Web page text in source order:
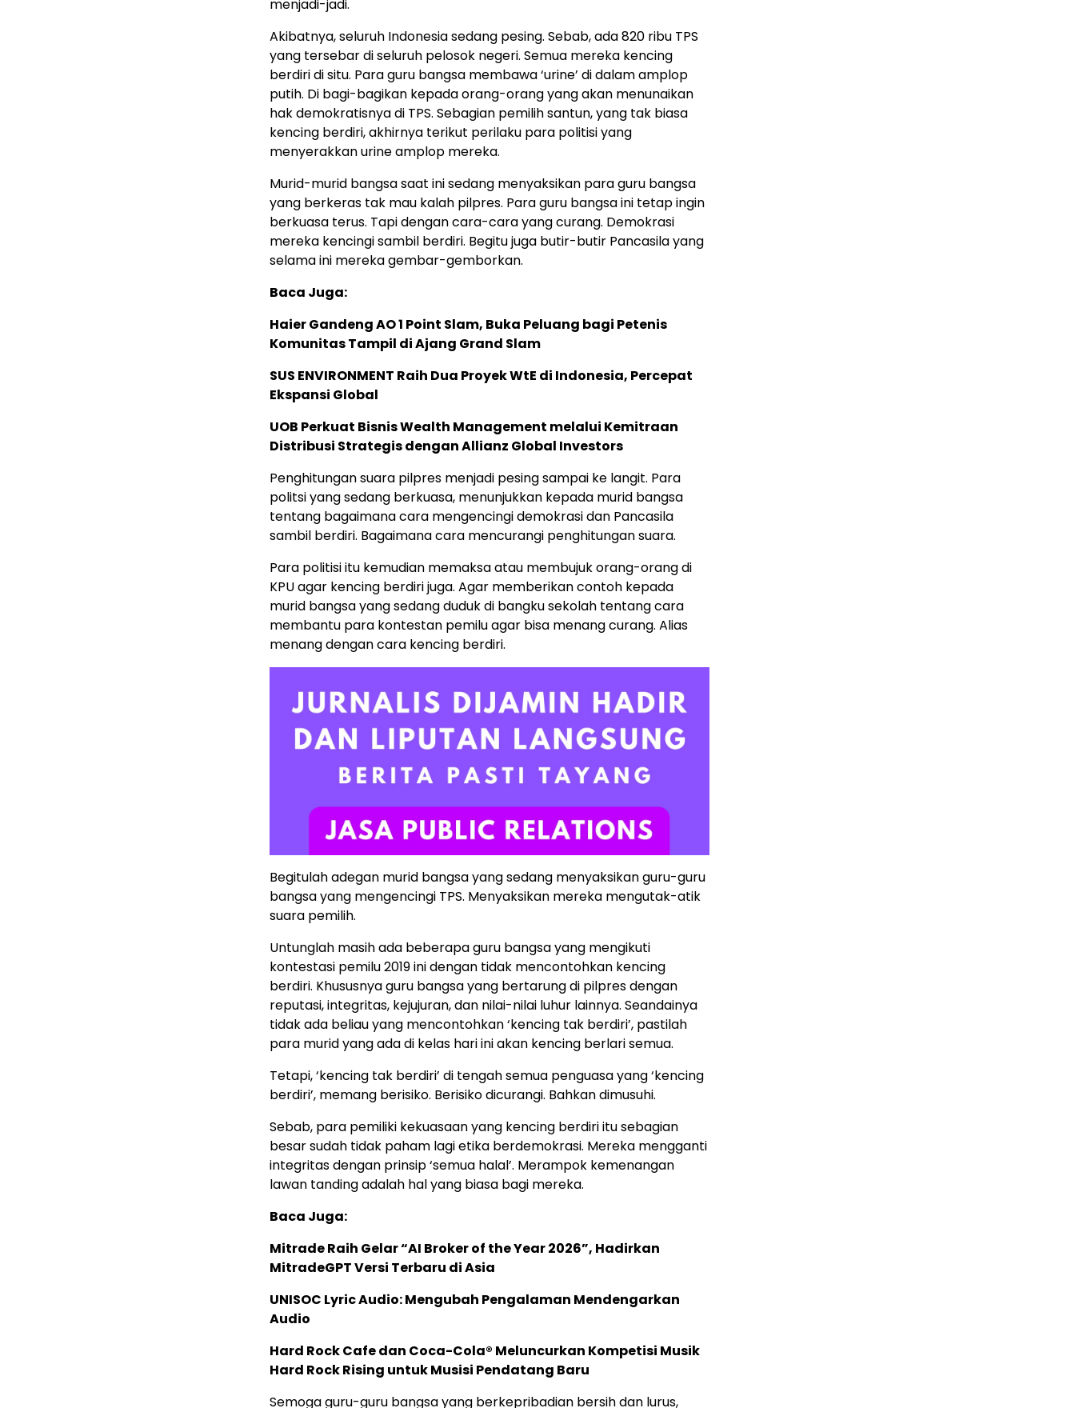
menjadi-jadi.
Akibatnya, seluruh Indonesia sedang pesing. Sebab, ada 820 ribu TPS
yang tersebar di seluruh pelosok negeri. Semua mereka kencing
berdiri di situ. Para guru bangsa membawa ‘urine’ di dalam amplop
putih. Di bagi-bagikan kepada orang-orang yang akan menunaikan
hak demokratisnya di TPS. Sebagian pemilih santun, yang tak biasa
kencing berdiri, akhirnya terikut perilaku para politisi yang
menyerakkan urine amplop mereka.
Murid-murid bangsa saat ini sedang menyaksikan para guru bangsa
yang berkeras tak mau kalah pilpres. Para guru bangsa ini tetap ingin
berkuasa terus. Tapi dengan cara-cara yang curang. Demokrasi
mereka kencingi sambil berdiri. Begitu juga butir-butir Pancasila yang
selama ini mereka gembar-gemborkan.
Baca Juga:
Haier Gandeng AO 1 Point Slam, Buka Peluang bagi Petenis
Komunitas Tampil di Ajang Grand Slam
SUS ENVIRONMENT Raih Dua Proyek WtE di Indonesia, Percepat
Ekspansi Global
UOB Perkuat Bisnis Wealth Management melalui Kemitraan
Distribusi Strategis dengan Allianz Global Investors
Penghitungan suara pilpres menjadi pesing sampai ke langit. Para
politsi yang sedang berkuasa, menunjukkan kepada murid bangsa
tentang bagaimana cara mengencingi demokrasi dan Pancasila
sambil berdiri. Bagaimana cara mencurangi penghitungan suara.
Para politisi itu kemudian memaksa atau membujuk orang-orang di
KPU agar kencing berdiri juga. Agar memberikan contoh kepada
murid bangsa yang sedang duduk di bangku sekolah tentang cara
membantu para kontestan pemilu agar bisa menang curang. Alias
menang dengan cara kencing berdiri.
Begitulah adegan murid bangsa yang sedang menyaksikan guru-guru
bangsa yang mengencingi TPS. Menyaksikan mereka mengutak-atik
suara pemilih.
Untunglah masih ada beberapa guru bangsa yang mengikuti
kontestasi pemilu 2019 ini dengan tidak mencontohkan kencing
berdiri. Khususnya guru bangsa yang bertarung di pilpres dengan
reputasi, integritas, kejujuran, dan nilai-nilai luhur lainnya. Seandainya
tidak ada beliau yang mencontohkan ‘kencing tak berdiri’, pastilah
para murid yang ada di kelas hari ini akan kencing berlari semua.
Tetapi, ‘kencing tak berdiri’ di tengah semua penguasa yang ‘kencing
berdiri’, memang berisiko. Berisiko dicurangi. Bahkan dimusuhi.
Sebab, para pemiliki kekuasaan yang kencing berdiri itu sebagian
besar sudah tidak paham lagi etika berdemokrasi. Mereka mengganti
integritas dengan prinsip ‘semua halal’. Merampok kemenangan
lawan tanding adalah hal yang biasa bagi mereka.
Baca Juga:
Mitrade Raih Gelar “AI Broker of the Year 2026”, Hadirkan
MitradeGPT Versi Terbaru di Asia
UNISOC Lyric Audio: Mengubah Pengalaman Mendengarkan
Audio
Hard Rock Cafe dan Coca-Cola® Meluncurkan Kompetisi Musik
Hard Rock Rising untuk Musisi Pendatang Baru
Semoga guru-guru bangsa yang berkepribadian bersih dan lurus,